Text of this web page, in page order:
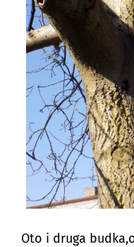
Oto i druga